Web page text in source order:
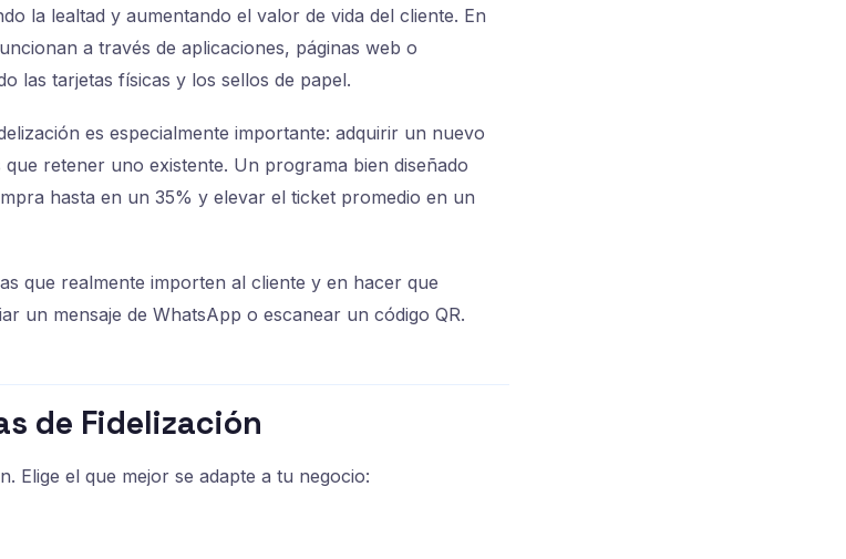
la lealtad y aumentando el valor de vida del cliente. En
a través de aplicaciones, páginas web o
las tarjetas físicas y los sellos de papel.
es especialmente importante: adquirir un nuevo
retener uno existente. Un programa bien diseñado
hasta en un 35% y elevar el ticket promedio en un
que realmente importen al cliente y en hacer que
un mensaje de WhatsApp o escanear un código QR.
de Fidelización
Elige el que mejor se adapte a tu negocio: